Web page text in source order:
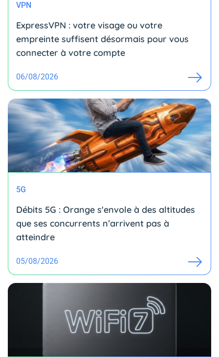
VPN
ExpressVPN : votre visage ou votre
empreinte suffisent désormais pour vous
connecter à votre compte
06/08/2026
5G
Débits 5G : Orange s'envole à des altitudes
que ses concurrents n’arrivent pas à
atteindre
05/08/2026